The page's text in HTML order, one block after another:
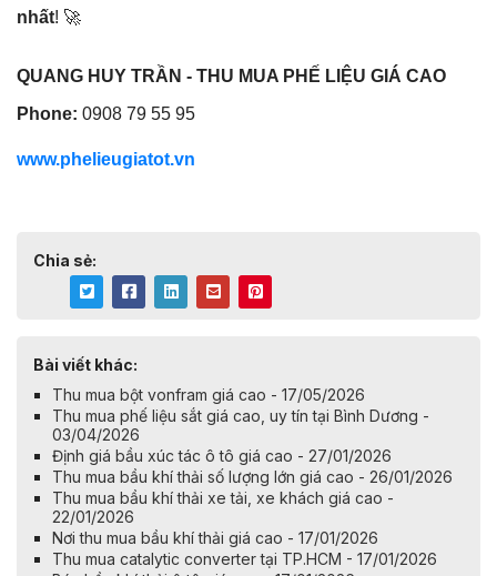
nhất! 🚀
QUANG HUY TRẦN - THU MUA PHẾ LIỆU GIÁ CAO
Phone: 0908 79 55 95
www.phelieugiatot.vn
Chia sẻ:
Bài viết khác:
Thu mua bột vonfram giá cao - 17/05/2026
Thu mua phế liệu sắt giá cao, uy tín tại Bình Dương -
03/04/2026
Định giá bầu xúc tác ô tô giá cao - 27/01/2026
Thu mua bầu khí thải số lượng lớn giá cao - 26/01/2026
Thu mua bầu khí thải xe tải, xe khách giá cao -
22/01/2026
Nơi thu mua bầu khí thải giá cao - 17/01/2026
Thu mua catalytic converter tại TP.HCM - 17/01/2026